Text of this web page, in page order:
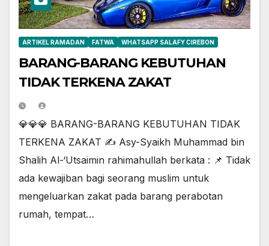
ARTIKEL RAMADAN FATWA WHATSAPP SALAFY CIREBON
BARANG-BARANG KEBUTUHAN
TIDAK TERKENA ZAKAT
💎💎💎 BARANG-BARANG KEBUTUHAN TIDAK
TERKENA ZAKAT ✍ Asy-Syaikh Muhammad bin
Shalih Al-‘Utsaimin rahimahullah berkata : 📌 Tidak
ada kewajiban bagi seorang muslim untuk
mengeluarkan zakat pada barang perabotan
rumah, tempat…